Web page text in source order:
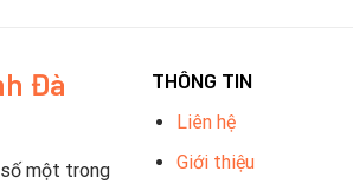
Đà
một trong
THÔNG TIN
Liên hệ
Giới thiệu